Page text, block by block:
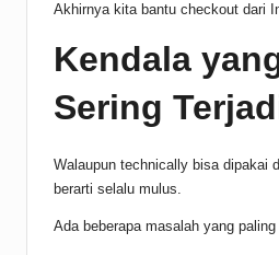
Akhirnya kita bantu checkout dari
Kendala
Sering
Walaupun technically bisa dipakai
berarti selalu mulus.
Ada beberapa masalah yang